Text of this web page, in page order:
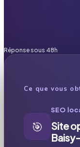
Réponse sous 48h
Ce que vous
🎯
SEO
Site